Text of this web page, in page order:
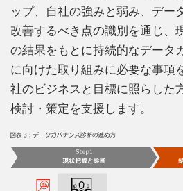
ップ、自社の強みと弱み、デー
改善するべき点の識別を通じ、
の結果をもとに持続的なデータ
に向けた取り組みに必要な事項
社のビジネスと目標に照らした
検討・策定を支援します。